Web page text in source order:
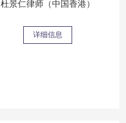
杜景仁律师（中国香港）
详细信息